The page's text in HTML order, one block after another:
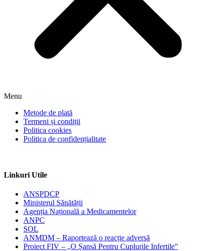
Menu
Metode de plată
Termeni și condiții
Politica cookies
Politica de confidențialitate
Linkuri Utile
ANSPDCP
Ministerul Sănătății
Agenția Națională a Medicamentelor
ANPC
SOL
ANMDM – Raportează o reacție adversă
Proiect FIV – „O Șansă Pentru Cuplurile Infertile”